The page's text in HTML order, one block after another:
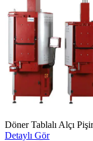
Döner Tablalı Alçı
Detaylı Gör